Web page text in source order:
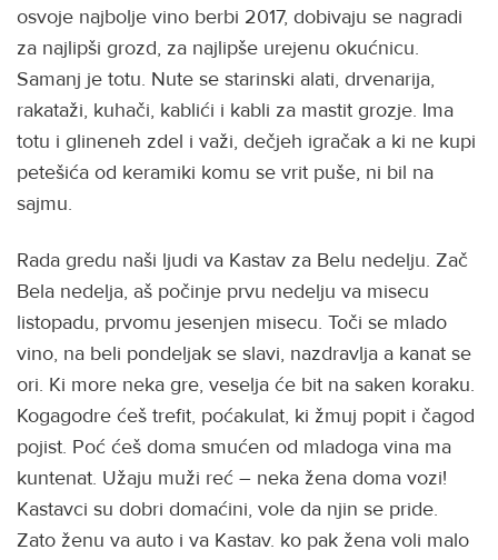
osvoje najbolje vino berbi 2017, dobivaju se nagradi
za najlipši grozd, za najlipše urejenu okućnicu.
Samanj je totu. Nute se starinski alati, drvenarija,
rakataži, kuhači, kablići i kabli za mastit grozje. Ima
totu i glineneh zdel i važi, dečjeh igračak a ki ne kupi
petešića od keramiki komu se vrit puše, ni bil na
sajmu.
Rada gredu naši ljudi va Kastav za Belu nedelju. Zač
Bela nedelja, aš počinje prvu nedelju va misecu
listopadu, prvomu jesenjen misecu. Toči se mlado
vino, na beli pondeljak se slavi, nazdravlja a kanat se
ori. Ki more neka gre, veselja će bit na saken koraku.
Kogagodre ćeš trefit, poćakulat, ki žmuj popit i čagod
pojist. Poć ćeš doma smućen od mladoga vina ma
kuntenat. Užaju muži reć – neka žena doma vozi!
Kastavci su dobri domaćini, vole da njin se pride.
Zato ženu va auto i va Kastav. ko pak žena voli malo